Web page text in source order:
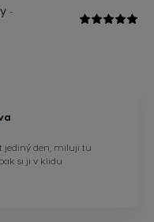
-
jediný den, miluji tu
si ji v klidu